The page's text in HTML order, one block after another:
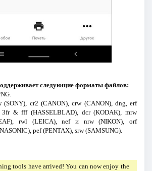
следующие форматы файлов:
cr2 (CANON), crw (CANON), dng, erf
3fr & fff (HASSELBLAD), dcr (KODAK), mrw
rwl (LEICA), nef и nrw (NIKON), orf
pef (PENTAX), srw (SAMSUNG).
tools have arrived! You can now enjoy the